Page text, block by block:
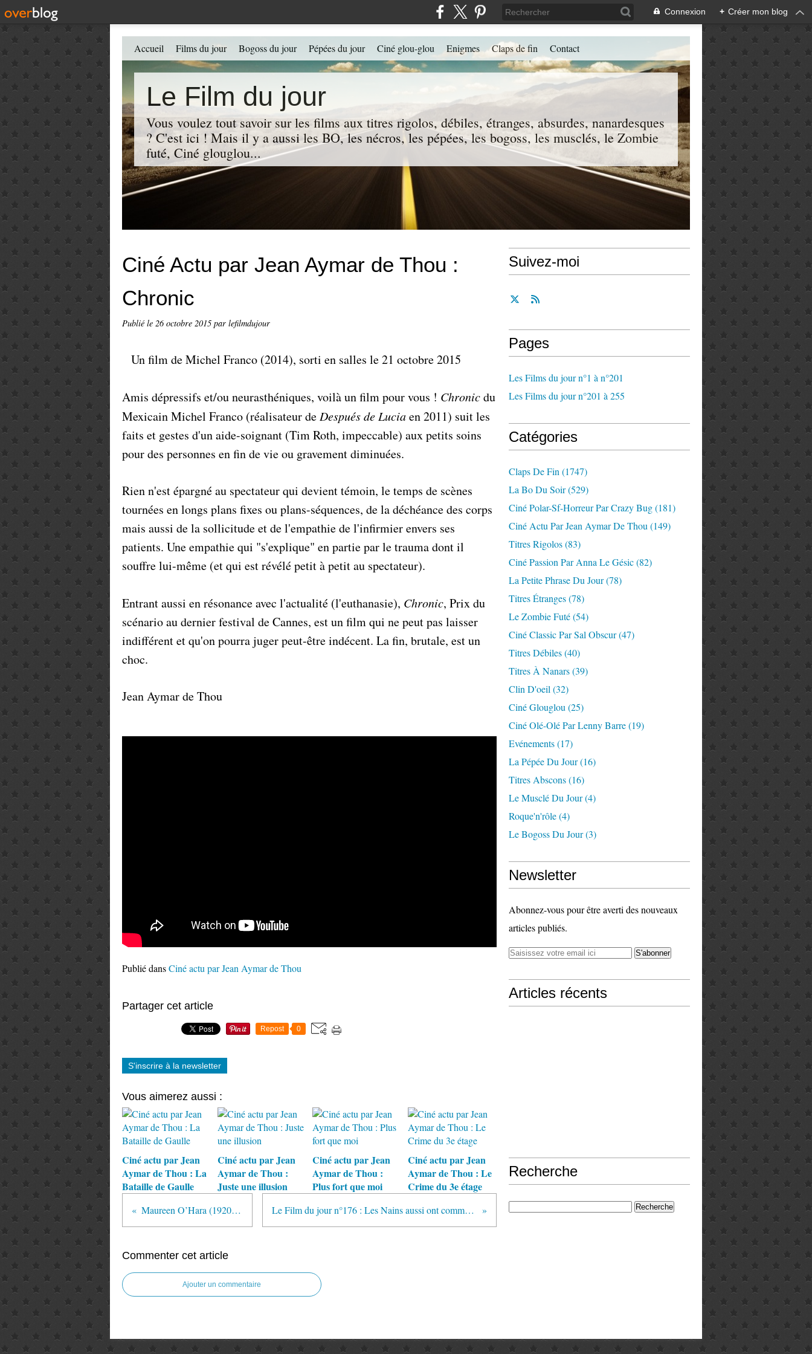
Connexion + Créer mon blog
Le Film du jour
Vous voulez tout savoir sur les films aux titres rigolos, débiles, étranges, absurdes, nanardesques
? C'est ici ! Mais il y a aussi les BO, les nécros, les pépées, les bogoss, les musclés, le Zombie
futé, Ciné glouglou...
Accueil Films du jour Bogoss du jour Pépées du jour Ciné glou-glou Enigmes Claps de fin Contact
Ciné Actu par Jean Aymar de Thou :
Chronic
Publié le 26 octobre 2015 par lefilmdujour
Un film de Michel Franco (2014), sorti en salles le 21 octobre 2015
Amis dépressifs et/ou neurasthéniques, voilà un film pour vous ! Chronicdu
Mexicain Michel Franco (réalisateur de Después de Luciaen 2011) suit les
faits et gestes d'un aide-soignant (Tim Roth, impeccable) aux petits soins
pour des personnes en fin de vie ou gravement diminuées.
Rien n'est épargné au spectateur qui devient témoin, le temps de scènes
tournées en longs plans fixes ou plans-séquences, de la déchéance des corps
mais aussi de la sollicitude et de l'empathie de l'infirmier envers ses
patients. Une empathie qui "s'explique" en partie par le trauma dont il
souffre lui-même (et qui est révélé petit à petit au spectateur).
Entrant aussi en résonance avec l'actualité (l'euthanasie), Chronic, Prix du
scénario au dernier festival de Cannes, est un film qui ne peut pas laisser
indifférent et qu'on pourra juger peut-être indécent. La fin, brutale, est un
choc.
Jean Aymar de Thou
Publié dansCiné actu par Jean Aymar de Thou
Partager cet article
Repost 0
S'inscrire à la newsletter
Vous aimerez aussi :
Ciné actu par Jean
Aymar de Thou : La
Bataille de Gaulle
Ciné actu par Jean
Aymar de Thou :
Juste une illusion
Ciné actu par Jean
Aymar de Thou :
Plus fort que moi
Ciné actu par Jean
Aymar de Thou : Le
Crime du 3e étage
Maureen O’Hara (1920-2015) Le Film du jour n°176 : Les Nains aussi ont commencé petits
Commenter cet article
Ajouter un commentaire
Suivez-moi
Pages
Les Films du jour n°1 à n°201
Les Films du jour n°201 à 255
Catégories
Claps De Fin (1747)
La Bo Du Soir(529)
Ciné Polar-Sf-Horreur Par Crazy Bug(181)
Ciné Actu Par Jean Aymar De Thou (149)
Titres Rigolos(83)
Ciné Passion Par Anna Le Gésic(82)
La Petite Phrase Du Jour(78)
Titres Étranges(78)
Le Zombie Futé(54)
Ciné Classic Par Sal Obscur(47)
Titres Débiles(40)
Titres À Nanars(39)
Clin D'oeil (32)
Ciné Glouglou (25)
Ciné Olé-Olé Par Lenny Barre(19)
Evénements(17)
La Pépée Du Jour(16)
Titres Abscons(16)
Le Musclé Du Jour(4)
Roque'n'rôle(4)
Le Bogoss Du Jour(3)
Newsletter
Abonnez-vous pour être averti des nouveaux
articles publiés.
Articles récents
Recherche